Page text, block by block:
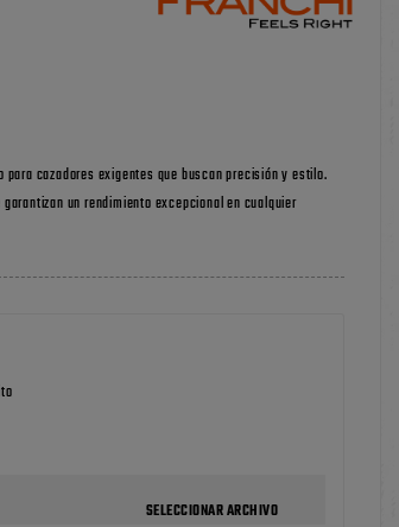
cazadores exigentes que buscan precisión y estilo.
un rendimiento excepcional en cualquier
SELECCIONAR ARCHIVO